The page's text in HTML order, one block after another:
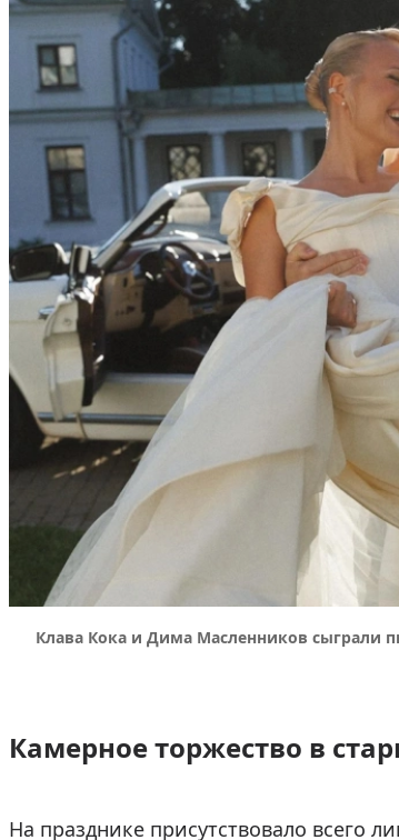
Клава Кока и Дима Масленников сыграли
Камерное торжество в
На празднике присутствовало всего